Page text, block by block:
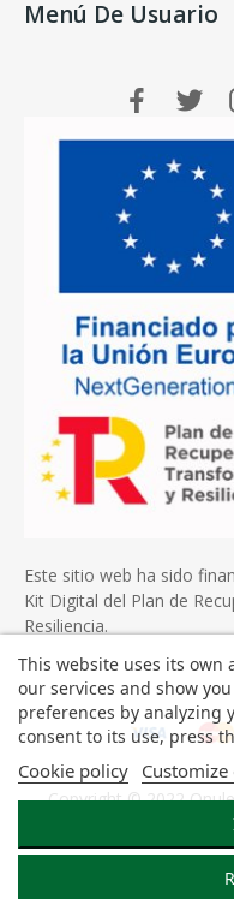
Menú De Usuario
Este sitio web ha sido
Kit Digital del Plan de
Resiliencia.
Copyright © 2022
This website uses its
our services and show
preferences by analyzing
consent to its use, press
Cookie policy Customize